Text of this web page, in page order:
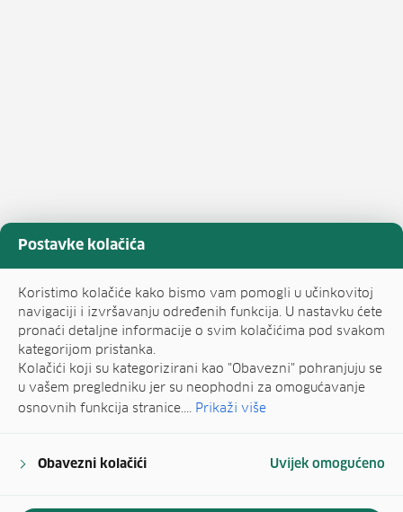
Postavke kolačića
Koristimo kolačiće kako bismo vam pomogli u učinkovitoj
navigaciji i izvršavanju određenih funkcija. U nastavku ćete
pronaći detaljne informacije o svim kolačićima pod svakom
kategorijom pristanka.
Kolačići koji su kategorizirani kao "Obavezni" pohranjuju se
u vašem pregledniku jer su neophodni za omogućavanje
osnovnih funkcija stranice.... Prikaži više
Obavezni kolačići Uvijek omogućeno